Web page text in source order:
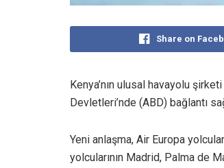
Share on
Kenya’nın ulusal havayolu
Devletleri’nde (ABD) bağlantı
Yeni anlaşma, Air Europa
yolcularının Madrid, Palma de